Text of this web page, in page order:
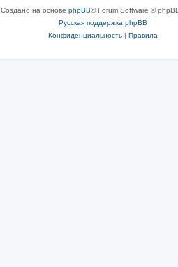
Создано на основе phpBB® Forum Software ©
Русская поддержка phpBB
Конфиденциальность | Правила